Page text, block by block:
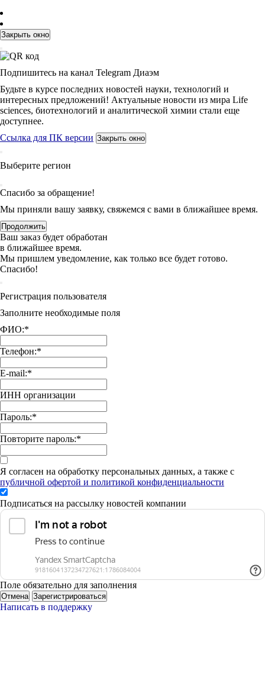
Закрыть окно
Подпишитесь на канал Telegram Диаэм
Будьте в курсе последних новостей науки, технологий и
интересных предложений! Актуальные новости из мира Life
sciences, биотехнологий и аналитической химии стали еще
доступнее.
Ссылка для ПК версии Закрыть окно
Выберите регион
Спасибо за обращение!
Мы приняли вашу заявку, свяжемся с вами в ближайшее время.
Продолжить
Ваш заказ будет обработан
в ближайшее время.
Мы пришлем уведомление, как только все будет готово.
Спасибо!
Регистрация пользователя
Заполните необходимые поля
ФИО:*
Телефон:*
E-mail:*
ИНН организации
Пароль:*
Повторите пароль:*
Я согласен на обработку персональных данных, а также с
публичной офертой и политикой конфиденциальности
Подписаться на рассылку новостей компании
Поле обязательно для заполнения
Отмена Зарегистрироваться
Написать в поддержку